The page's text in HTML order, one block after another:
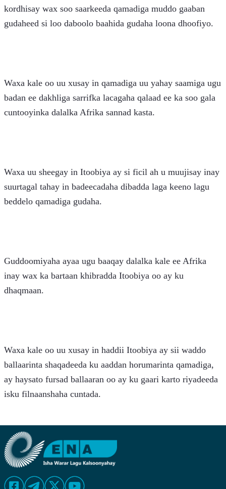
kordhisay wax soo saarkeeda qamadiga muddo gaaban
gudaheed si loo daboolo baahida gudaha loona dhoofiyo.
Waxa kale oo uu xusay in qamadiga uu yahay saamiga ugu
badan ee dakhliga sarrifka lacagaha qalaad ee ka soo gala
cuntooyinka dalalka Afrika sannad kasta.
Waxa uu sheegay in Itoobiya ay si ficil ah u muujisay inay
suurtagal tahay in badeecadaha dibadda laga keeno lagu
beddelo qamadiga gudaha.
Guddoomiyaha ayaa ugu baaqay dalalka kale ee Afrika
inay wax ka bartaan khibradda Itoobiya oo ay ku
dhaqmaan.
Waxa kale oo uu xusay in haddii Itoobiya ay sii waddo
ballaarinta shaqadeeda ku aaddan horumarinta qamadiga,
ay haysato fursad ballaaran oo ay ku gaari karto riyadeeda
isku filnaanshaha cuntada.